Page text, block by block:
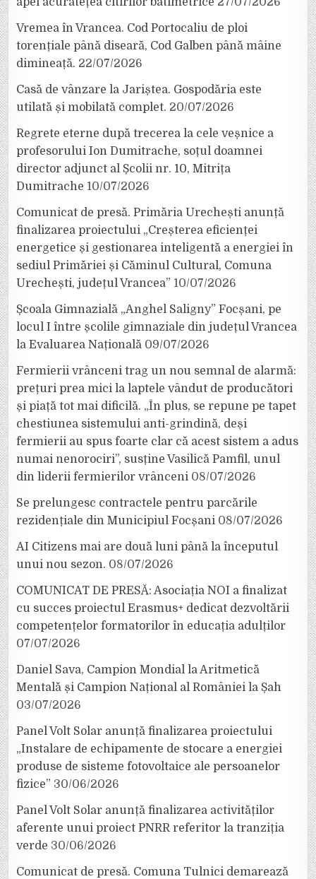
Vremea în Vrancea. Cod Portocaliu de ploi
torențiale până diseară, Cod Galben până mâine
dimineață. 22/07/2026
Casă de vânzare la Jariștea. Gospodăria este
utilată și mobilată complet. 20/07/2026
Regrete eterne după trecerea la cele veșnice a
profesorului Ion Dumitrache, soțul doamnei
director adjunct al Școlii nr. 10, Mitrița
Dumitrache 10/07/2026
Comunicat de presă. Primăria Urechești anunță
finalizarea proiectului „Creșterea eficienței
energetice și gestionarea inteligentă a energiei în
sediul Primăriei și Căminul Cultural, Comuna
Urechești, județul Vrancea” 10/07/2026
Școala Gimnazială „Anghel Saligny” Focșani, pe
locul I între școlile gimnaziale din județul Vrancea
la Evaluarea Națională 09/07/2026
Fermierii vrânceni trag un nou semnal de alarmă:
prețuri prea mici la laptele vândut de producători
și piață tot mai dificilă. „În plus, se repune pe tapet
chestiunea sistemului anti-grindină, deși
fermierii au spus foarte clar că acest sistem a adus
numai nenorociri”, susține Vasilică Pamfil, unul
din liderii fermierilor vrânceni 08/07/2026
Se prelungesc contractele pentru parcările
rezidențiale din Municipiul Focșani 08/07/2026
AI Citizens mai are două luni până la începutul
unui nou sezon. 08/07/2026
COMUNICAT DE PRESĂ: Asociația NOI a finalizat
cu succes proiectul Erasmus+ dedicat dezvoltării
competențelor formatorilor în educația adulților
07/07/2026
Daniel Sava, Campion Mondial la Aritmetică
Mentală și Campion Național al României la Șah
03/07/2026
Panel Volt Solar anunță finalizarea proiectului
„Instalare de echipamente de stocare a energiei
produse de sisteme fotovoltaice ale persoanelor
fizice” 30/06/2026
Panel Volt Solar anunță finalizarea activităților
aferente unui proiect PNRR referitor la tranziția
verde 30/06/2026
Comunicat de presă. Comuna Tulnici demarează